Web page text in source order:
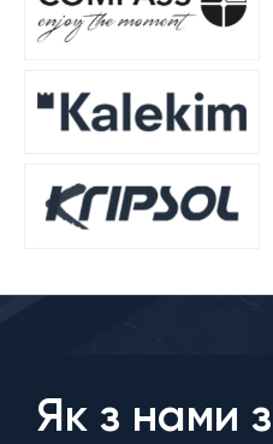
Як з нами